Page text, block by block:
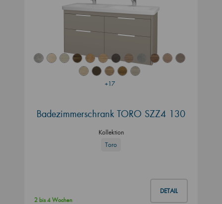
+17
Badezimmerschrank TORO SZZ4 130
Kollektion
Toro
DETAIL
2 bis 4 Wochen